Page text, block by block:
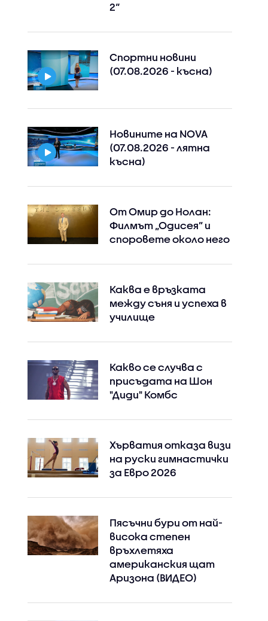
2“
Спортни новини
(07.08.2026 - късна)
Новините на NOVA
(07.08.2026 - лятна
късна)
От Омир до Нолан:
Филмът „Одисея” и
споровете около него
Каква е връзката
между съня и успеха в
училище
Какво се случва с
присъдата на Шон
"Диди" Комбс
Хърватия отказа визи
на руски гимнастички
за Евро 2026
Пясъчни бури от най-
висока степен
връхлетяха
американския щат
Аризона (ВИДЕО)